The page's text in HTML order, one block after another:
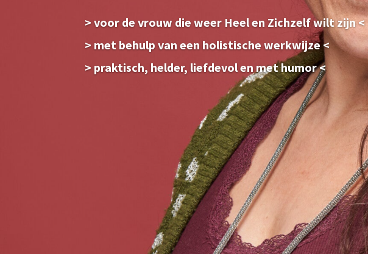
> voor de vrouw die weer Heel en Zichzelf wilt zijn <
> met behulp van een holistische werkwijze <
> praktisch, helder, liefdevol en met humor <